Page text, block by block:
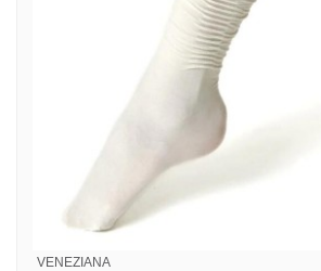
VENEZIANA